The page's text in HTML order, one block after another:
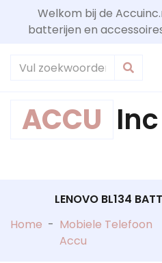
Welkom bij de
batterijen en
ACCU Inc
LENOVO BL134
Home - Mobiele Telefoon
Accu